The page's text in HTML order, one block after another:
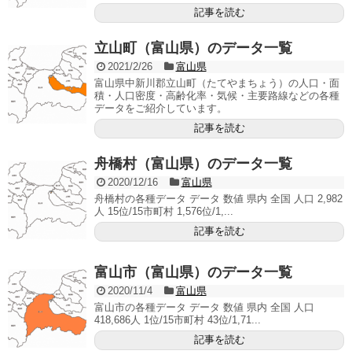
記事を読む
立山町（富山県）のデータ一覧
2021/2/26
富山県
富山県中新川郡立山町（たてやまちょう）の人口・面
積・人口密度・高齢化率・気候・主要路線などの各種
データをご紹介しています。
記事を読む
舟橋村（富山県）のデータ一覧
2020/12/16
富山県
舟橋村の各種データ データ 数値 県内 全国 人口 2,982
人 15位/15市町村 1,576位/1,...
記事を読む
富山市（富山県）のデータ一覧
2020/11/4
富山県
富山市の各種データ データ 数値 県内 全国 人口
418,686人 1位/15市町村 43位/1,71...
記事を読む